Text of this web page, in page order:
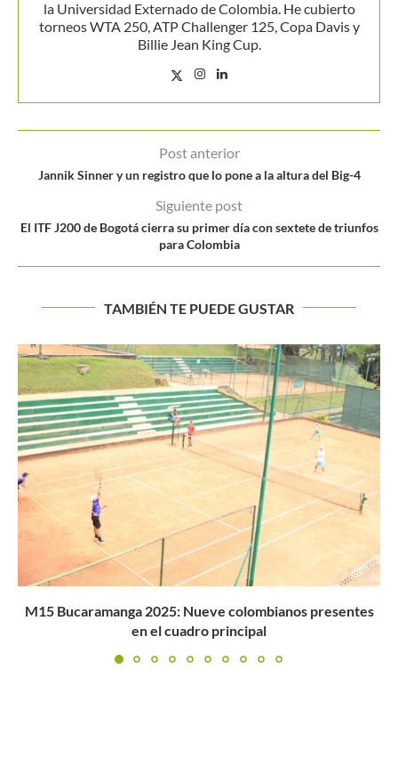
la Universidad Externado de Colombia. He cubierto
torneos WTA 250, ATP Challenger 125, Copa Davis y
Billie Jean King Cup.
Post anterior
Jannik Sinner y un registro que lo pone a la altura del Big-4
Siguiente post
El ITF J200 de Bogotá cierra su primer día con sextete de triunfos
para Colombia
TAMBIÉN TE PUEDE GUSTAR
Johan Rodríguez vence en el duelo de colombianos y